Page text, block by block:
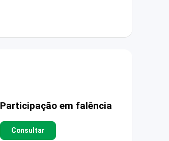
Participação em falência
Consultar